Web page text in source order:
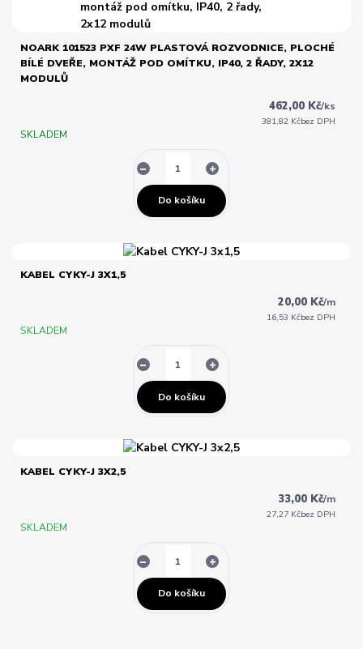
NOARK 101523 PXF 24W PLASTOVÁ ROZVODNICE, PLOCHÉ
BÍLÉ DVEŘE, MONTÁŽ POD OMÍTKU, IP40, 2 ŘADY, 2X12
MODULŮ
462,00 Kč/ks
381,82 Kčbez DPH
SKLADEM
Do košíku
KABEL CYKY-J 3X1,5
20,00 Kč/m
16,53 Kčbez DPH
SKLADEM
Do košíku
KABEL CYKY-J 3X2,5
33,00 Kč/m
27,27 Kčbez DPH
SKLADEM
Do košíku